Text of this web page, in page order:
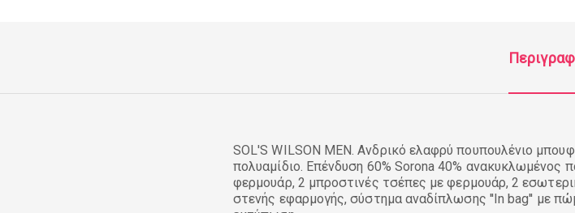
SOL'S WILSON MEN. Ανδρικό ελαφρύ πουπουλένιο
πολυαμίδιο. Επένδυση 60% Sorona 40% ανακυκλωμένος
φερμουάρ, 2 μπροστινές τσέπες με φερμουάρ, 2
στενής εφαρμογής, σύστημα αναδίπλωσης ''In bag'' με